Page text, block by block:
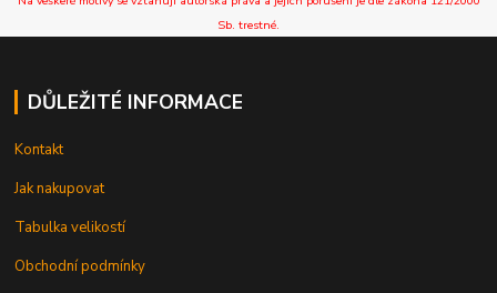
Sb. trestné.
DŮLEŽITÉ INFORMACE
Kontakt
Jak nakupovat
Tabulka velikostí
Obchodní podmínky